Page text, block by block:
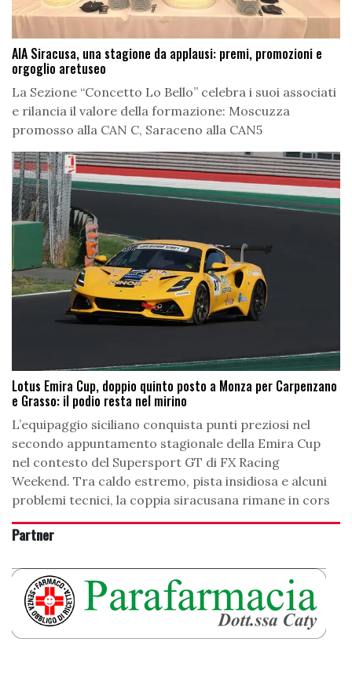
AIA Siracusa, una stagione da applausi: premi, promozioni e
orgoglio aretuseo
La Sezione “Concetto Lo Bello” celebra i suoi associati
e rilancia il valore della formazione: Moscuzza
promosso alla CAN C, Saraceno alla CAN5
Lotus Emira Cup, doppio quinto posto a Monza per Carpenzano
e Grasso: il podio resta nel mirino
L’equipaggio siciliano conquista punti preziosi nel
secondo appuntamento stagionale della Emira Cup
nel contesto del Supersport GT di FX Racing
Weekend. Tra caldo estremo, pista insidiosa e alcuni
problemi tecnici, la coppia siracusana rimane in cors
Partner